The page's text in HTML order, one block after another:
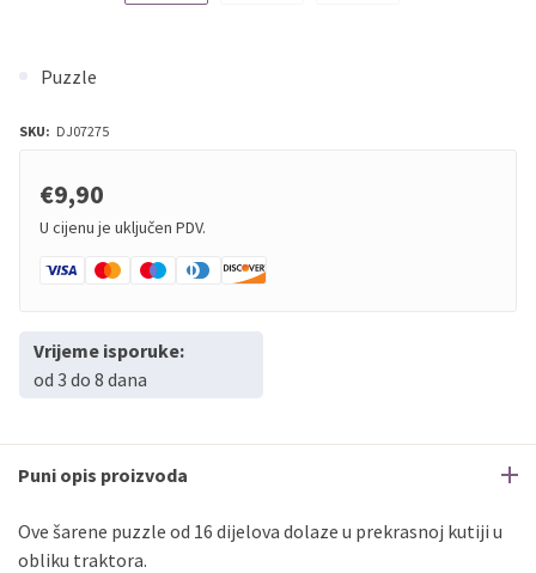
Puzzle
SKU: DJ07275
€9,90
U cijenu je uključen PDV.
Vrijeme isporuke:
od 3 do 8 dana
Puni opis proizvoda
Ove šarene puzzle od 16 dijelova dolaze u prekrasnoj kutiji u
obliku traktora.